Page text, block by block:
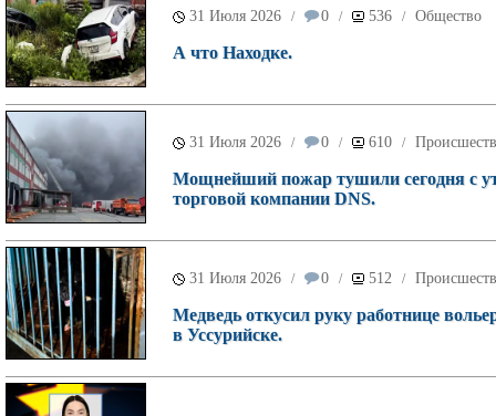
31 Июля 2026 / 0 / 536 / Общество
А что Находке.
31 Июля 2026 / 0 / 610 /
Мощнейший пожар тушили сегодня с
торговой компании DNS.
31 Июля 2026 / 0 / 512 /
Медведь откусил руку работнице
в Уссурийске.